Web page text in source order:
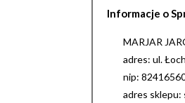
Informacje o
MARJAR
adres: ul.
nip:
adres sklepu: